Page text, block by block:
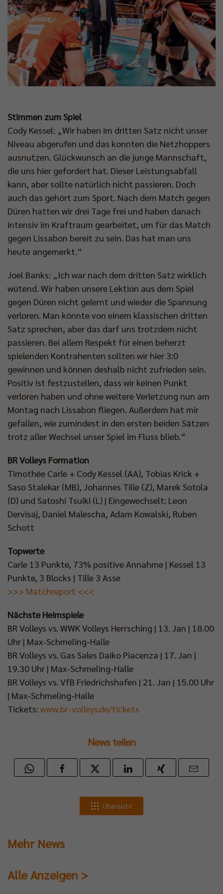
Stimmen zum Spiel
Cody Kessel: „Wir haben im dritten Satz nicht unser
Niveau abgerufen und das konnten die Netzhoppers
ausnutzen. Glückwunsch an die junge Mannschaft,
die uns hier gefordert hat. Dieser Leistungsabfall
kann, aber sollte natürlich nicht passieren. Doch
auch das gehört zum Sport. Nach dem Match gegen
Düren hatten wir drei Tage frei und haben danach
intensiv im Kraftraum gearbeitet, um für das Match
gegen Lissabon bereit zu sein. Das hat man uns
heute angemerkt.“
Joel Banks: „Ich war nach dem dritten Satz wirklich
wütend. Wir haben unsere Lektion aus dem Spiel
gegen Düren nicht gelernt und wieder die Spannung
verloren. Man könnte von einem klassischen dritten
Satz sprechen, aber das darf uns trotzdem nicht
passieren. Bei allem Respekt für einen beherzt
spielenden Kontrahenten sollten wir hier 3:0
gewinnen und können deshalb nicht zufrieden sein.
Positiv ist festzustellen, dass wir keinen Punkt
verloren haben und ohne weitere Verletzung nun am
Montag nach Lissabon fliegen. Außerdem hat mir
gefallen, wie zumindest in den ersten beiden Sätzen
trotz aller Wechsel unser Spiel im Fluss blieb.“
BR Volleys Formation
Timothée Carle + Cody Kessel (AA), Tobias Krick +
Saso Stalekar (MB), Johannes Tille (Z), Marek Sotola
(D) und Satoshi Tsuiki (L) | Eingewechselt: Leon
Dervisaj, Daniel Malescha, Adam Kowalski, Ruben
Schott
Topwerte
Carle 13 Punkte, 73% positive Annahme | Kessel 13
Punkte, 3 Blocks | Tille 3 Asse
>>> Matchreport <<<
Nächste Heimspiele
BR Volleys vs. WWK Volleys Herrsching | 13. Jan | 18.00
Uhr | Max-Schmeling-Halle
BR Volleys vs. Gas Sales Daiko Piacenza | 17. Jan |
19.30 Uhr | Max-Schmeling-Halle
BR Volleys vs. VfB Friedrichshafen | 21. Jan | 15.00 Uhr
| Max-Schmeling-Halle
Tickets: www.br-volleys.de/tickets
News teilen
Übersicht
Mehr News
Alle Anzeigen >